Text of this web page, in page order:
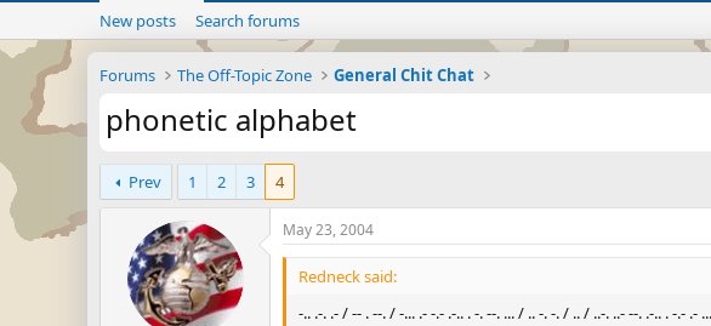
New posts Search forums
Forums The Off-Topic Zone General Chit Chat
phonetic alphabet
Prev 1 2 3 4
May 23, 2004
Redneck said:
-.. .-. .- / -- . --. / -... .- -.- .-.. . -. --. ... / .. -. -. / .. / ..-. ..- --. .-.. . -.- .-